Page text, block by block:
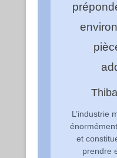
L’industrie
et
prendre